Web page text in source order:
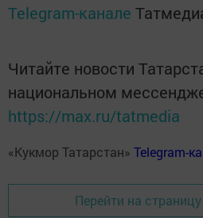
Telegram-канале
Читайте новости
национальном
https://max.ru/tatmedia
«Кукмор Татарстан» Telegram-
Перейти на